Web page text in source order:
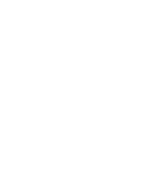
600D
en